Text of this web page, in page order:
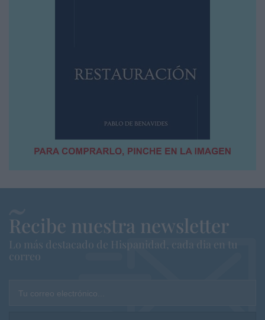
Recibe nuestra newsletter
Lo más destacado de Hispanidad, cada dia en tu
correo
Tu correo electrónico...